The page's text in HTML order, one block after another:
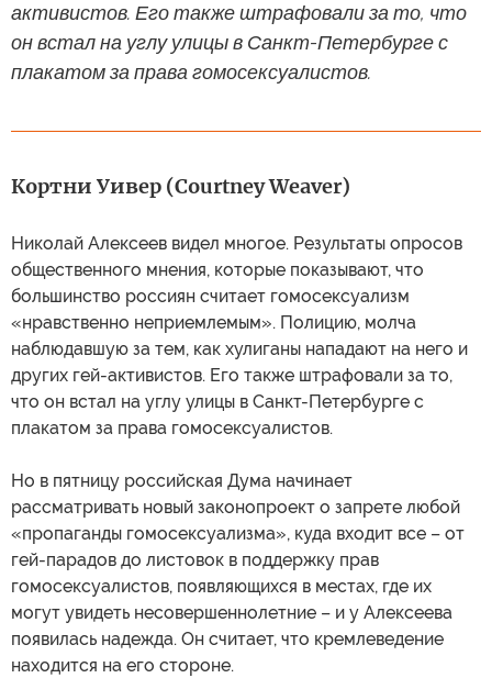
активистов. Его также штрафовали за то, что
он встал на углу улицы в Санкт-Петербурге с
плакатом за права гомосексуалистов.
Кортни Уивер (Courtney Weaver)
Николай Алексеев видел многое. Результаты опросов
общественного мнения, которые показывают, что
большинство россиян считает гомосексуализм
«нравственно неприемлемым». Полицию, молча
наблюдавшую за тем, как хулиганы нападают на него и
других гей-активистов. Его также штрафовали за то,
что он встал на углу улицы в Санкт-Петербурге с
плакатом за права гомосексуалистов.
Но в пятницу российская Дума начинает
рассматривать новый законопроект о запрете любой
«пропаганды гомосексуализма», куда входит все – от
гей-парадов до листовок в поддержку прав
гомосексуалистов, появляющихся в местах, где их
могут увидеть несовершеннолетние – и у Алексеева
появилась надежда. Он считает, что кремлеведение
находится на его стороне.